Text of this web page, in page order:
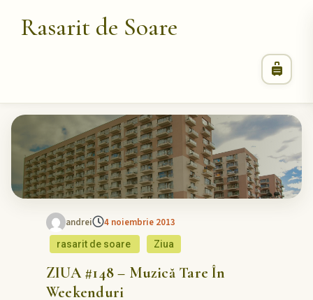
Rasarit de Soare
andrei 4 noiembrie 2013
rasarit de soare Ziua
ZIUA #148 – Muzică Tare În
Weekenduri